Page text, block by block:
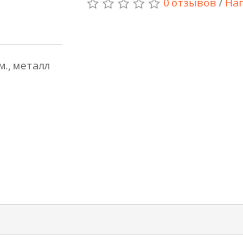
металл